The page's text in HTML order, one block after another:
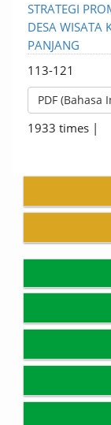
STRATEGI
DESA WISATA
PANJANG
113-121
PDF (Bahasa
1933 times |